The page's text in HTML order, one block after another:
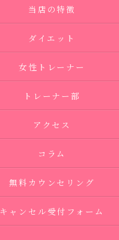
当店の特徴
ダイエット
女性トレーナー
トレーナー部
アクセス
コラム
無料カウンセリング
キャンセル受付フォーム